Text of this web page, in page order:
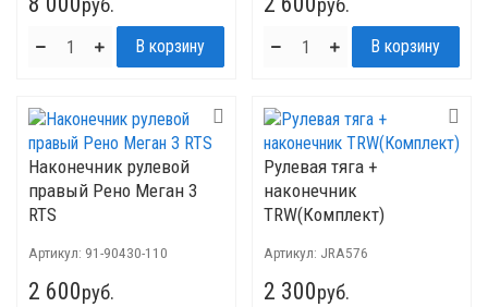
руб. руб.
Наконечник рулевой
правый Рено Меган 3
RTS
Артикул: 91-90430-110
2 600руб.
Рулевая тяга +
наконечник
TRW(Комплект)
Артикул: JRA576
2 300руб.